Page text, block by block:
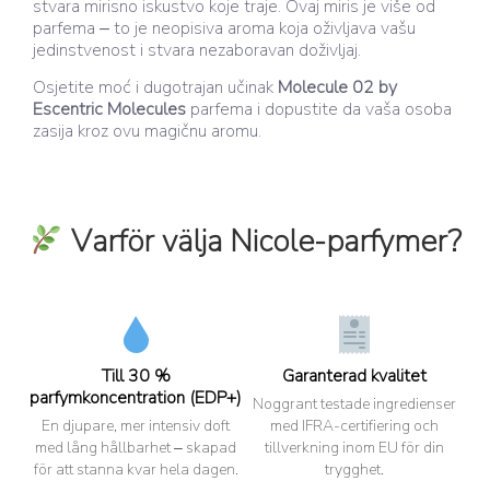
stvara mirisno iskustvo koje traje. Ovaj miris je više od
parfema – to je neopisiva aroma koja oživljava vašu
jedinstvenost i stvara nezaboravan doživljaj.
Osjetite moć i dugotrajan učinak Molecule 02 by
Escentric Molecules parfema i dopustite da vaša osoba
zasija kroz ovu magičnu aromu.
Varför välja Nicole-parfymer?
Till 30 %
parfymkoncentration (EDP+)
En djupare, mer intensiv doft
med lång hållbarhet – skapad
för att stanna kvar hela dagen.
Garanterad kvalitet
Noggrant testade ingredienser
med IFRA-certifiering och
tillverkning inom EU för din
trygghet.